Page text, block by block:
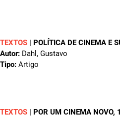
TEXTOS | POLÍTICA DE CINEMA E
Autor: Dahl, Gustavo
Tipo: Artigo
TEXTOS | POR UM CINEMA NOVO,